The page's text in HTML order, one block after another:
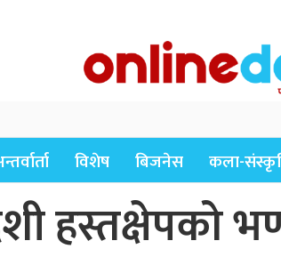
विशेष बिजनेस कला-
हस्तक्षेपको